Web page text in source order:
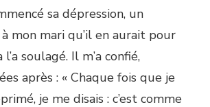
sa dépression, un
mon mari qu’il en aurait pour
soulagé. Il m’a confié,
après : « Chaque fois que je
je me disais : c’est comme